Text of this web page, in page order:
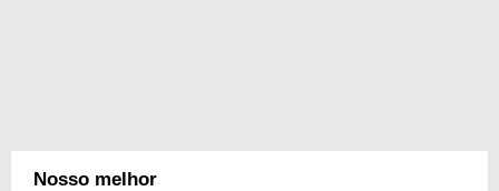
Nosso melhor